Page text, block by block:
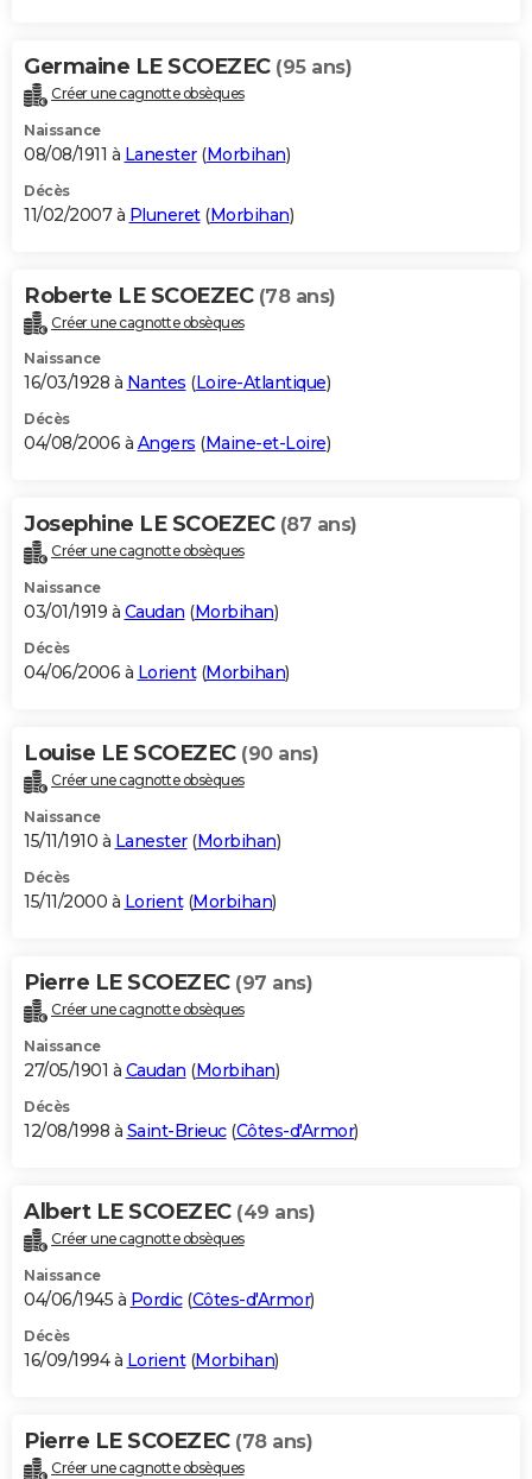
Germaine LE SCOEZEC (95 ans)
Créer une cagnotte obsèques
Naissance
08/08/1911 à Lanester(Morbihan)
Décès
11/02/2007 à Pluneret(Morbihan)
Roberte LE SCOEZEC (78 ans)
Créer une cagnotte obsèques
Naissance
16/03/1928 à Nantes (Loire-Atlantique)
Décès
04/08/2006 à Angers (Maine-et-Loire)
Josephine LE SCOEZEC (87 ans)
Créer une cagnotte obsèques
Naissance
03/01/1919 à Caudan (Morbihan)
Décès
04/06/2006 à Lorient(Morbihan)
Louise LE SCOEZEC (90 ans)
Créer une cagnotte obsèques
Naissance
15/11/1910 à Lanester(Morbihan)
Décès
15/11/2000 à Lorient(Morbihan)
Pierre LE SCOEZEC (97 ans)
Créer une cagnotte obsèques
Naissance
27/05/1901 à Caudan (Morbihan)
Décès
12/08/1998 à Saint-Brieuc(Côtes-d'Armor)
Albert LE SCOEZEC (49 ans)
Créer une cagnotte obsèques
Naissance
04/06/1945 à Pordic(Côtes-d'Armor)
Décès
16/09/1994 à Lorient(Morbihan)
Pierre LE SCOEZEC (78 ans)
Créer une cagnotte obsèques